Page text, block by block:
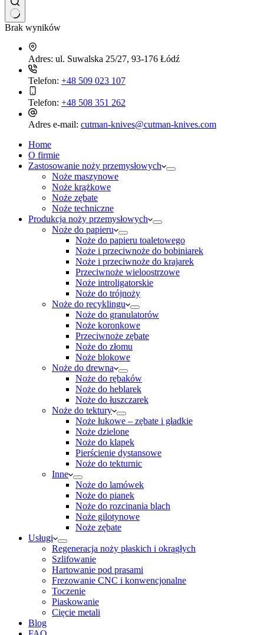
Brak wyników
Adres: ul. Suwalska 25/27, 93-176 Łódź
Telefon: +48 509 023 107
Telefon: +48 508 351 262
Adres e-mail: cutman-knives@cutman-knives.com
Home
O firmie
Zastosowanie noży przemysłowych
Noże maszynowe
Noże krążkowe
Noże zębate
Noże techniczne
Produkcja noży przemysłowych
Noże do papieru
Noże do papieru toaletowego
Noże i przeciwnoże do bobiniarek
Noże i przeciwnoże do krajarek
Przeciwnoże wieloostrzowe
Noże introligatorskie
Noże do trójnoży
Noże do recyklingu
Noże do granulatorów
Noże koronkowe
Przeciwnoże zębate
Noże do złomu
Noże blokowe
Noże do drewna
Noże do rębaków
Noże do heblarek
Noże do łuszczarek
Noże do tektury
Noże łukowe – zębate i gładkie
Noże dzielone
Noże do klapek
Pierścienie dystansowe
Noże do tekturnic
Inne
Noże do lamówek
Noże do pianek
Noże do rozcinania blach
Noże gilotynowe
Noże zębate
Usługi
Regeneracja noży płaskich i okrągłych
Szlifowanie
Hartowanie pod prasami
Frezowanie CNC i konwencjonalne
Toczenie
Piaskowanie
Cięcie metali
Blog